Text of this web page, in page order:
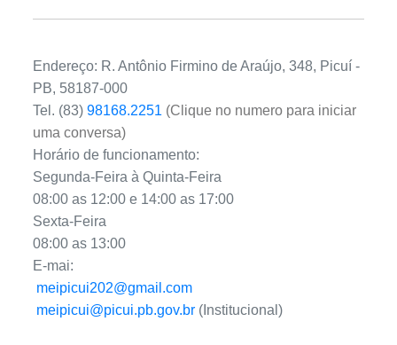
Endereço: R. Antônio Firmino de Araújo, 348, Picuí -
PB, 58187-000
Tel. (83) 98168.2251 (Clique no numero para iniciar
uma conversa)
Horário de funcionamento:
Segunda-Feira à Quinta-Feira
08:00 as 12:00 e 14:00 as 17:00
Sexta-Feira
08:00 as 13:00
E-mai:
meipicui202@gmail.com
meipicui@picui.pb.gov.br (Institucional)